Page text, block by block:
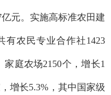
元。实施高标准农田建
有农民专业合作社1423
庭农场2150个，增长1
增长5.3%，其中国家级